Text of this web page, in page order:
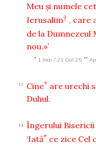
Meu şi numele
Ierusalim† , care
de la Dumnezeul
nou.»’
* 1 Imp 7:21 Gal 2:9 **
13 Cine* are urechi
Duhul.
14 Îngerului
‘Iată* ce zice Cel